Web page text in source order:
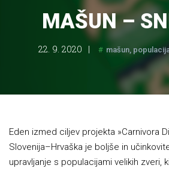
MAŠUN –
22. 9. 2020 mašun
Eden izmed ciljev projekta »Carnivora
Slovenija–Hrvaška je boljše in
upravljanje s populacijami velikih zveri,